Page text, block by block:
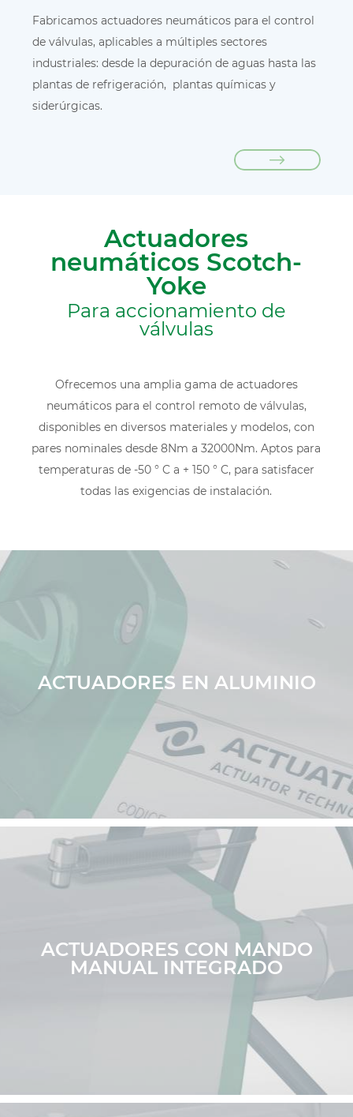
Fabricamos actuadores neumáticos para el control
de válvulas, aplicables a múltiples sectores
industriales: desde la depuración de aguas hasta las
plantas de refrigeración, plantas químicas y
siderúrgicas.
Actuadores
neumáticos Scotch-
Yoke
Para accionamiento de
válvulas
Ofrecemos una amplia gama de actuadores
neumáticos para el control remoto de válvulas,
disponibles en diversos materiales y modelos, con
pares nominales desde 8Nm a 32000Nm. Aptos para
temperaturas de -50 ° C a + 150 ° C, para satisfacer
todas las exigencias de instalación.
ACTUADORES EN ALUMINIO
ACTUADORES CON MANDO
MANUAL INTEGRADO